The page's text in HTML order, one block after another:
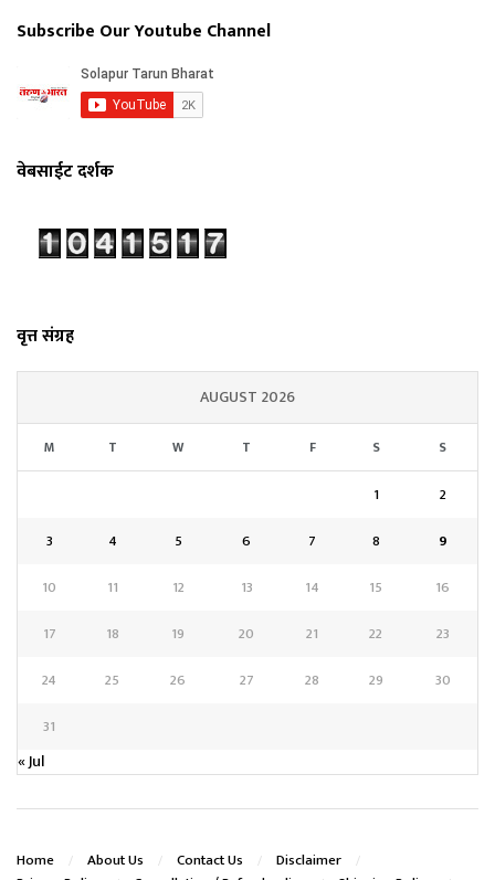
Subscribe Our Youtube Channel
वेबसाईट दर्शक
वृत्त संग्रह
AUGUST 2026
M T W T F S S
1
2
3
4 5 6 7 8
9
10
11 12 13 14 15
16
17
18 19 20 21 22
23
24
25 26 27 28 29
30
31
« Jul
Home About Us Contact Us
Disclaimer